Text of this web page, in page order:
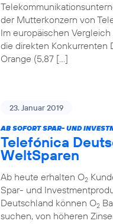
der Mutterkonzern von
Im europäischen
die direkten Konkurrenten
Orange (5,87 […]
23. Januar 2019
AB SOFORT SPAR- UND
Telefónica
WeltSparen
Ab heute erhalten O2
Spar- und
Deutschland können O2
suchen, von höheren